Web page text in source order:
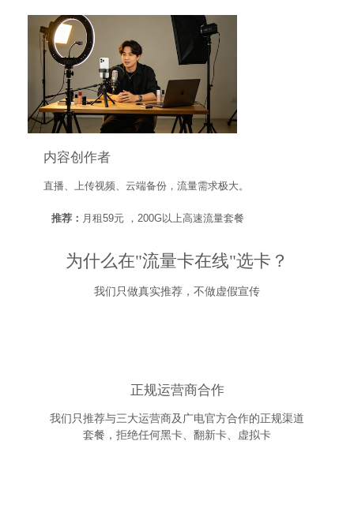
内容创作者
直播、上传视频、云端备份，流量需求极大。
推荐： 月租59元 ，200G以上高速流量套餐
为什么在"流量卡在线"选卡？
我们只做真实推荐，不做虚假宣传
正规运营商合作
我们只推荐与三大运营商及广电官方合作的正规渠道
套餐，拒绝任何黑卡、翻新卡、虚拟卡